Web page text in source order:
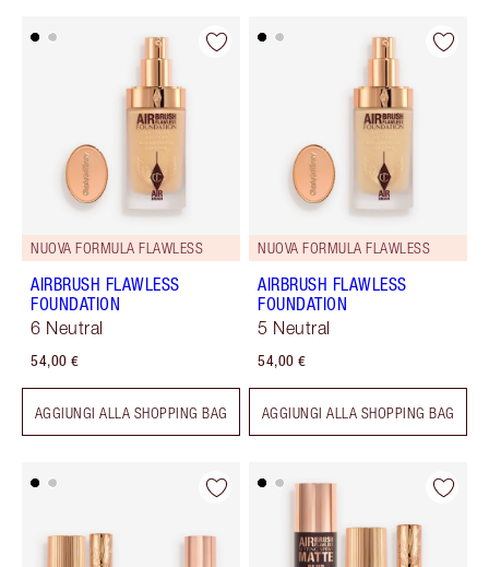
NUOVA FORMULA FLAWLESS
AIRBRUSH FLAWLESS
FOUNDATION
6 Neutral
54,00 €
AGGIUNGI ALLA SHOPPING BAG
NUOVA FORMULA FLAWLESS
AIRBRUSH FLAWLESS
FOUNDATION
5 Neutral
54,00 €
AGGIUNGI ALLA SHOPPING BAG